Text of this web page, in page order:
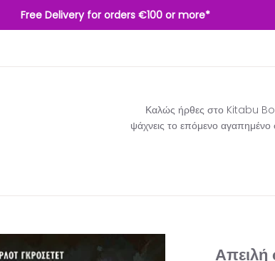
Free Delivery for orders €100 or more*
Καλώς ήρθες στο Kitabu
ψάχνεις το επόμενο αγαπημένο
Απειλή